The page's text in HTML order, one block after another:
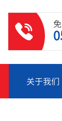
关于我们